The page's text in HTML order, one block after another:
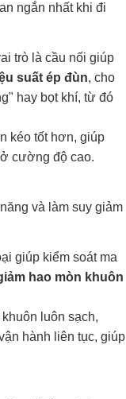
ngắn nhất khi đi
trò là cầu nối giúp
suất ép đùn, cho
hay bọt khí, từ đó
kéo tốt hơn, giúp
cường độ cao.
và làm suy giảm
giúp kiểm soát ma
hao mòn khuôn
luôn sạch,
hành liên tục, giúp